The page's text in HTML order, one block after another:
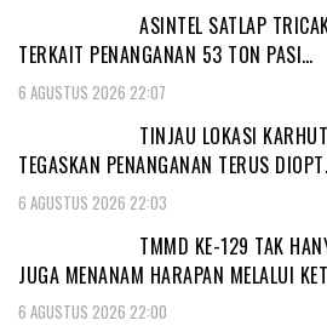
ASINTEL SATLAP
TERKAIT PENANGANAN 53 TON PASI…
6 AGUSTUS 2026 22:07
TINJAU LOKASI
TEGASKAN PENANGANAN TERUS
6 AGUSTUS 2026 22:03
TMMD KE-129 TAK
JUGA MENANAM HARAPAN MELALUI
6 AGUSTUS 2026 22:00